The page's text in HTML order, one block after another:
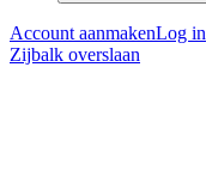
Account aanmakenLog in
Zijbalk overslaan